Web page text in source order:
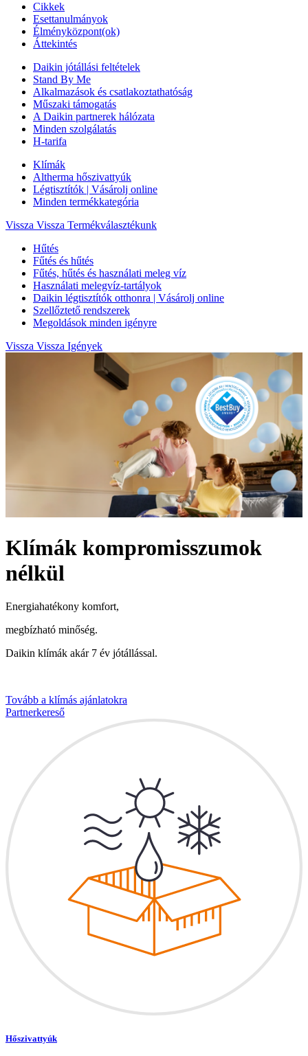
Cikkek
Esettanulmányok
Élményközpont(ok)
Áttekintés
Daikin jótállási feltételek
Stand By Me
Alkalmazások és csatlakoztathatóság
Műszaki támogatás
A Daikin partnerek hálózata
Minden szolgálatás
H-tarifa
Klímák
Altherma hőszivattyúk
Légtisztítók | Vásárolj online
Minden termékkategória
Vissza Vissza Termékválasztékunk
Hűtés
Fűtés és hűtés
Fűtés, hűtés és használati meleg víz
Használati melegvíz-tartályok
Daikin légtisztítók otthonra | Vásárolj online
Szellőztető rendszerek
Megoldások minden igényre
Vissza Vissza Igények
Klímák kompromisszumok
nélkül
Energiahatékony komfort,
megbízható minőség.
Daikin klímák akár 7 év jótállással.
Tovább a klímás ajánlatokra
Partnerkereső
Hőszivattyúk